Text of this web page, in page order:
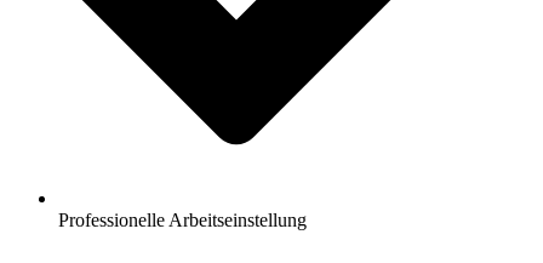
Professionelle Arbeitseinstellung